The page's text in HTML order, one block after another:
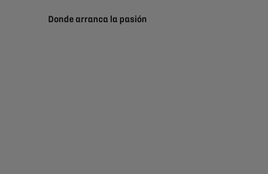
Donde arranca la pasión